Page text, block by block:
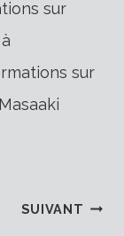
sur
sur
SUIVANT